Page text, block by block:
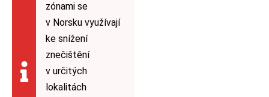
zónami se
v Norsku využívají
ke snížení
znečištění
v určitých
lokalitách